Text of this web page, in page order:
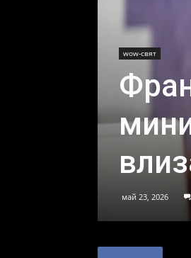
wow-свят
май 23, 2026